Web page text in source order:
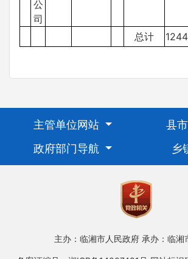
公
司
总计
主管单位网站
县
政府部门导航
乡
主办：临湘市人民政府 承办：临湘